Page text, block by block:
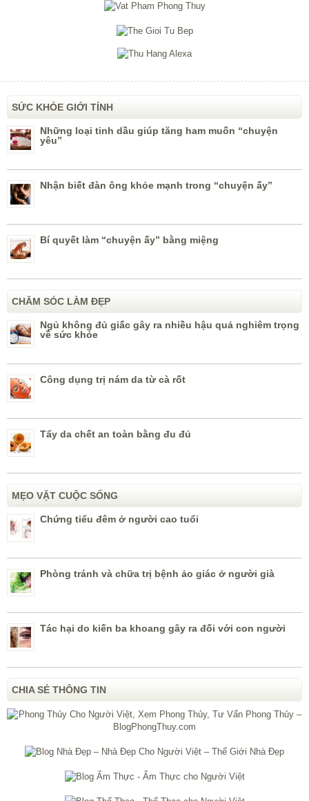
SỨC KHỎE GIỚI TÍNH
Những loại tinh dầu giúp tăng ham muốn “chuyện
yêu”
Nhận biết đàn ông khỏe mạnh trong “chuyện ấy”
Bí quyết làm “chuyện ấy” bằng miệng
CHĂM SÓC LÀM ĐẸP
Ngủ không đủ giấc gây ra nhiều hậu quả nghiêm trọng
về sức khỏe
Công dụng trị nám da từ cà rốt
Tẩy da chết an toàn bằng đu đủ
MẸO VẶT CUỘC SỐNG
Chứng tiểu đêm ở người cao tuổi
Phòng tránh và chữa trị bệnh ảo giác ở người già
Tác hại do kiến ba khoang gây ra đối với con người
CHIA SẺ THÔNG TIN